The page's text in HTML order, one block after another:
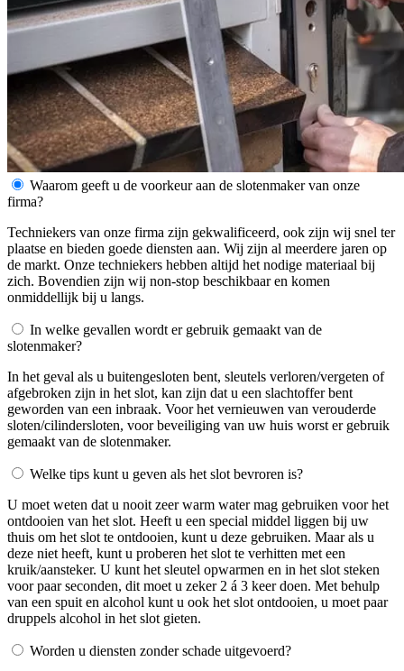
Waarom geeft u de voorkeur aan de slotenmaker van onze
firma?
Techniekers van onze firma zijn gekwalificeerd, ook zijn wij snel ter
plaatse en bieden goede diensten aan. Wij zijn al meerdere jaren op
de markt. Onze techniekers hebben altijd het nodige materiaal bij
zich. Bovendien zijn wij non-stop beschikbaar en komen
onmiddellijk bij u langs.
In welke gevallen wordt er gebruik gemaakt van de
slotenmaker?
In het geval als u buitengesloten bent, sleutels verloren/vergeten of
afgebroken zijn in het slot, kan zijn dat u een slachtoffer bent
geworden van een inbraak. Voor het vernieuwen van verouderde
sloten/cilindersloten, voor beveiliging van uw huis worst er gebruik
gemaakt van de slotenmaker.
Welke tips kunt u geven als het slot bevroren is?
U moet weten dat u nooit zeer warm water mag gebruiken voor het
ontdooien van het slot. Heeft u een special middel liggen bij uw
thuis om het slot te ontdooien, kunt u deze gebruiken. Maar als u
deze niet heeft, kunt u proberen het slot te verhitten met een
kruik/aansteker. U kunt het sleutel opwarmen en in het slot steken
voor paar seconden, dit moet u zeker 2 á 3 keer doen. Met behulp
van een spuit en alcohol kunt u ook het slot ontdooien, u moet paar
druppels alcohol in het slot gieten.
Worden u diensten zonder schade uitgevoerd?